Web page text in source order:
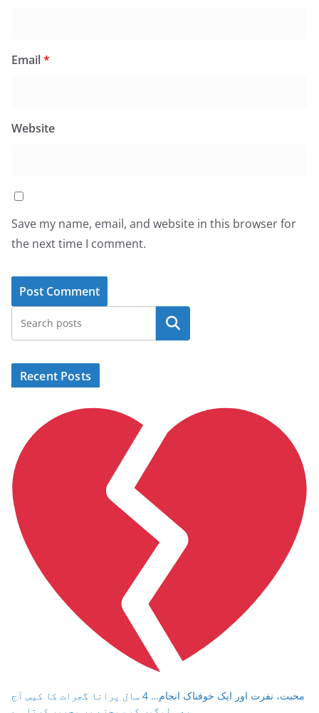
Email*
Website
Save my name, email, and website in this browser for
the next time I comment.
Search
Recent Posts
محبت، نفرت اور ایک خوفناک انجام… 4 سال پرانا گجرات کا کیس آج